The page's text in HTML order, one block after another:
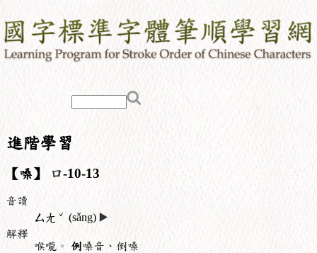
進階學習
【嗓】 口-10-13
音讀
ㄙㄤ ˇ (sǎng) ▶️
解釋
喉嚨。 例嗓音、倒嗓